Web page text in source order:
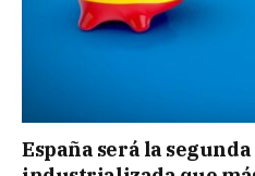
España será la